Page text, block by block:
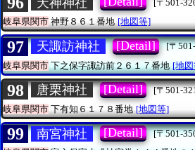
[〒501-
岐阜県関市神野８６１番地 [地図等]
97 天諏訪神社 [Detail]
[〒
岐阜県関市下之保字諏訪前２６１７番地 [地
98 唐栗神社 [Detail]
[〒501-
岐阜県関市 下有知６１７８番地 [地図等]
99 南宮神社 [Detail]
[〒501-